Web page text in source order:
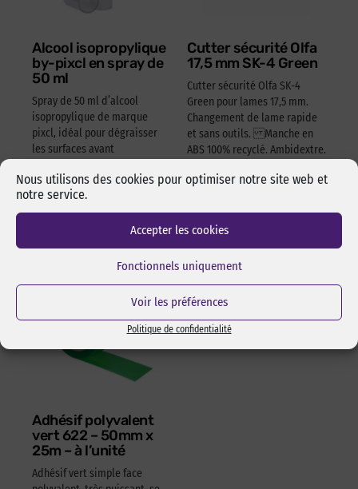
Nous utilisons des cookies pour optimiser notre site web et
notre service.
Accepter les cookies
Fonctionnels uniquement
Voir les préférences
Politique de confidentialité
Alcool isopropylique
by-pixcl en spray de
50 ml
Spray de 50 ml d’alcool
isopropylique de marque
pixcl, idéal pour dégraisser
les surfaces avant
adhésivage.
Réf Pixcl : ALISPIXSPR005
Cutter sécurité Olfa
17,5 mm SK-4 Green
Cutter sécurité Olfa SK-4
Green pour lames 17,5 mm.
Changement de lame rapide
et sans outils. Manche en
ABS 100% recyclé. Ambidextre.
Réf Pixcl : OLFA175SK4
Adhésif polyvalent
vert 622 – 50mm x
25m – à l’unité
Adhésif vert simple face